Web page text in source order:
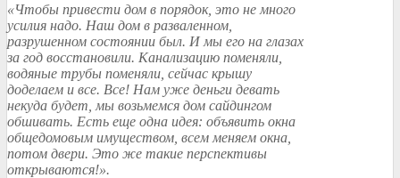
«Чтобы привести дом в порядок, это не много
усилия надо. Наш дом в разваленном,
разрушенном состоянии был. И мы его на глазах
за год восстановили. Канализацию поменяли,
водяные трубы поменяли, сейчас крышу
доделаем и все. Все! Нам уже деньги девать
некуда будет, мы возьмемся дом сайдингом
обшивать. Есть еще одна идея: объявить окна
общедомовым имуществом, всем меняем окна,
потом двери. Это же такие перспективы
открываются!».